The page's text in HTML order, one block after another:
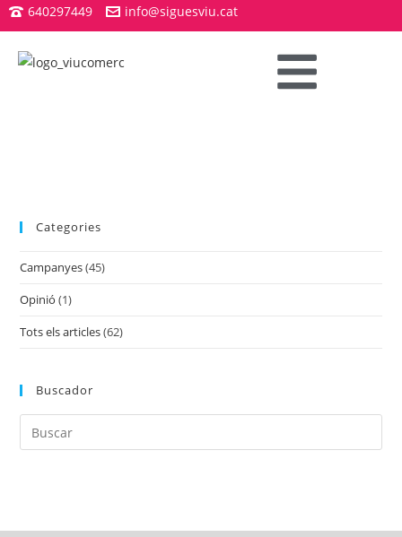
640297449 info@siguesviu.cat
Categories
Campanyes(45)
Opinió (1)
Tots els articles(62)
Buscador